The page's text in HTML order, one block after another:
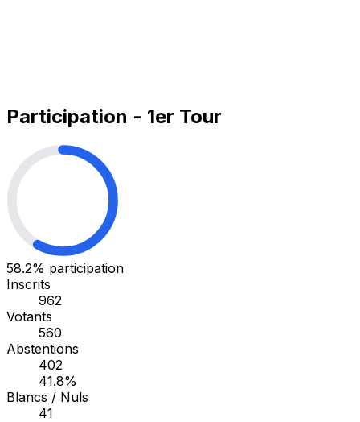
Participation - 1er Tour
58.2% participation
Inscrits
962
Votants
560
Abstentions
402
41.8%
Blancs / Nuls
41